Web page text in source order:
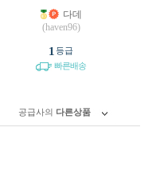
다데
(haven96)
1 등급
빠른배송
공급사의 다른상품